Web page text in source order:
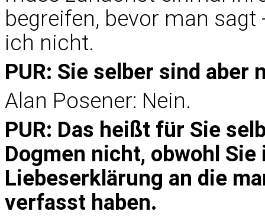
begreifen, bevor man
ich nicht.
PUR: Sie selber sind aber
Alan Posener: Nein.
PUR: Das heißt für Sie
Dogmen nicht, obwohl
Liebeserklärung an die
verfasst haben.